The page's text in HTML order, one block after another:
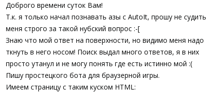
а
Доброго времени суток Вам!
Т.к. я только начал познавать азы с AutoIt, прошу не судить
меня строго за такой нубский вопрос :-[
Знаю что мой ответ на поверхности, но видимо меня надо
ткнуть в него носом! Поиск выдал много ответов, я в них
просто утанул и не могу понять где есть истинно мой :(
Пишу простецкого бота для браузерной игры.
Имеем страницу с таким куском HTML: